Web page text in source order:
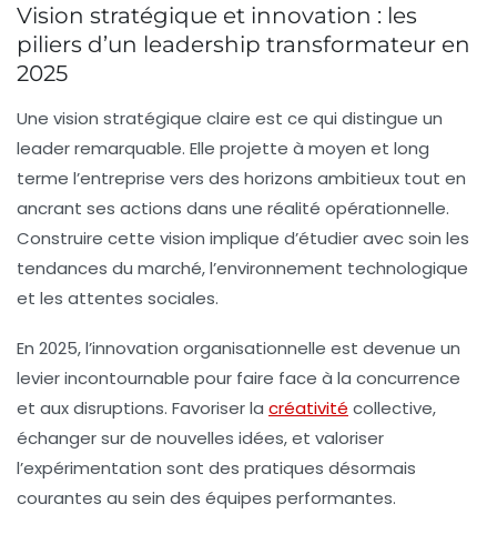
Vision stratégique et innovation : les
piliers d’un leadership transformateur en
2025
Une vision stratégique claire est ce qui distingue un
leader remarquable. Elle projette à moyen et long
terme l’entreprise vers des horizons ambitieux tout en
ancrant ses actions dans une réalité opérationnelle.
Construire cette vision implique d’étudier avec soin les
tendances du marché, l’environnement technologique
et les attentes sociales.
En 2025, l’innovation organisationnelle est devenue un
levier incontournable pour faire face à la concurrence
et aux disruptions. Favoriser la créativité collective,
échanger sur de nouvelles idées, et valoriser
l’expérimentation sont des pratiques désormais
courantes au sein des équipes performantes.